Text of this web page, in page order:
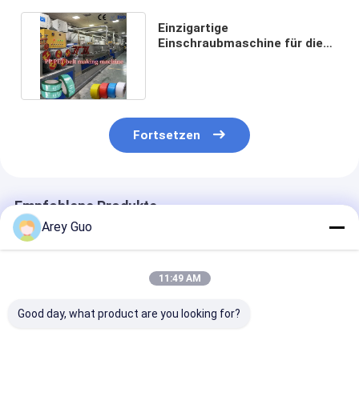
Einzigartige
Einschraubmaschine für die
Fortsetzen
Empfohlene Produkte
Arey Guo
11:49 AM
Good day, what product are you looking for?